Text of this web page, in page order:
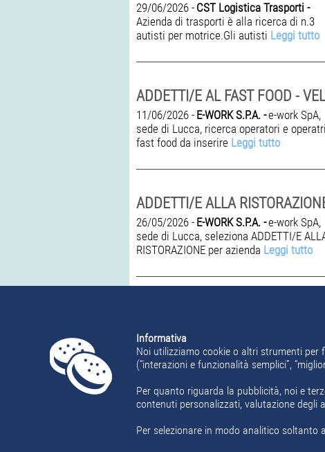
29/06/2026 - CST Logistica Trasporti -
Azienda di trasporti è alla ricerca di n.3
autisti per motrice.Gli autisti Leggi tutto
11/06/2026 - E-WORK S.P.A. -e-work SpA,
sede di Lucca, ricerca operatori e
fast food da inserire Leggi tutto
ADDETTI/E ALLA
26/05/2026 - E-WORK S.P.A. -e-work SpA,
sede di Lucca, seleziona ADDETTI/E
RISTORAZIONE per azienda Leggi tutto
Pagina 1 di 17
1
2 3 4 5 6
Home Offerte Lavoro Area Candidati
Informativa
Noi utilizziamo cookie o altri strumenti per
(“interazioni e funzionalità semplici”,
Per quanto riguarda la pubblicità, noi e
contenuti personalizzati, valutazione degli
Per selezionare in modo analitico soltanto